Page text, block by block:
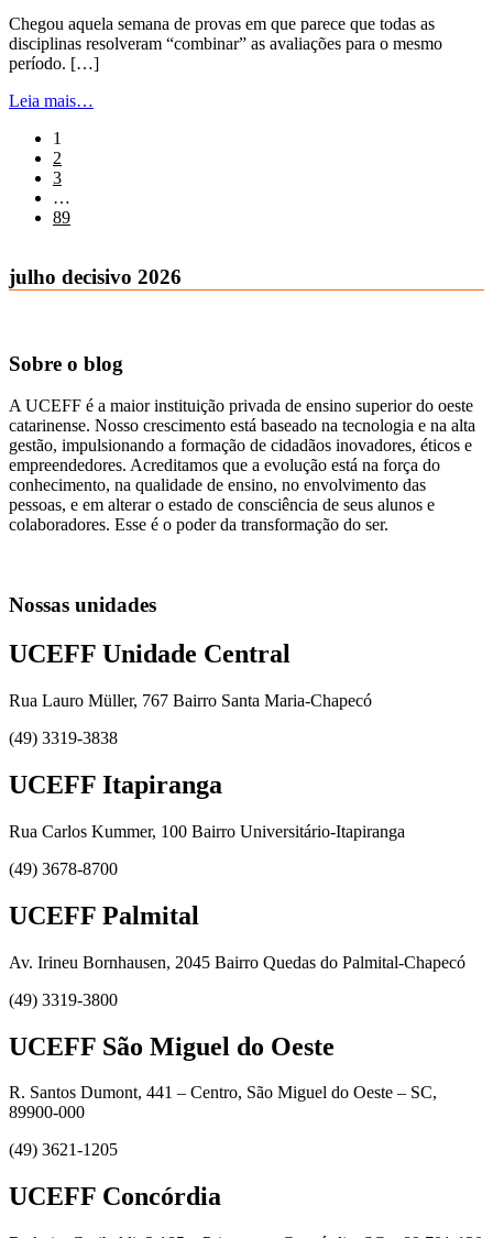
Chegou aquela semana de provas em que parece que todas as
disciplinas resolveram “combinar” as avaliações para o mesmo
período. […]
Leia mais…
1
2
3
…
89
julho decisivo 2026
Sobre o blog
A UCEFF é a maior instituição privada de ensino superior do oeste
catarinense. Nosso crescimento está baseado na tecnologia e na alta
gestão, impulsionando a formação de cidadãos inovadores, éticos e
empreendedores. Acreditamos que a evolução está na força do
conhecimento, na qualidade de ensino, no envolvimento das
pessoas, e em alterar o estado de consciência de seus alunos e
colaboradores. Esse é o poder da transformação do ser.
Nossas unidades
UCEFF Unidade Central
Rua Lauro Müller, 767 Bairro Santa Maria-Chapecó
(49) 3319-3838
UCEFF Itapiranga
Rua Carlos Kummer, 100 Bairro Universitário-Itapiranga
(49) 3678-8700
UCEFF Palmital
Av. Irineu Bornhausen, 2045 Bairro Quedas do Palmital-Chapecó
(49) 3319-3800
UCEFF São Miguel do Oeste
R. Santos Dumont, 441 – Centro, São Miguel do Oeste – SC,
89900-000
(49) 3621-1205
UCEFF Concórdia